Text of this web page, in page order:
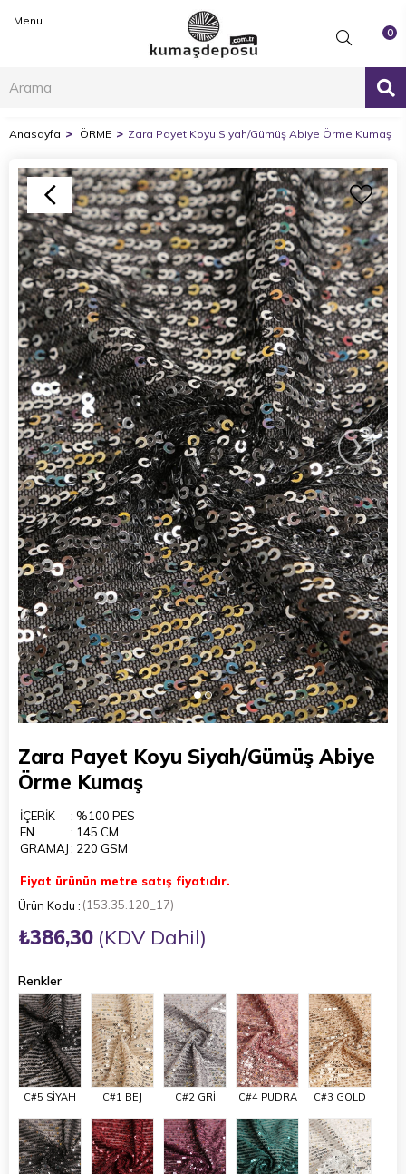
0
Menu
Anasayfa ÖRME Zara Payet Koyu Siyah/Gümüş Abiye Örme Kumaş
›
Zara Payet Koyu Siyah/Gümüş Abiye
Örme Kumaş
İÇERİK
: %100 PES
EN
: 145 CM
GRAMAJ: 220 GSM
Fiyat ürünün metre satış fiyatıdır.
(153.35.120_17)
₺386,30 (KDV Dahil)
Renkler
C#5 SİYAH C#1 BEJ C#2 GRİ C#4 PUDRA C#3 GOLD